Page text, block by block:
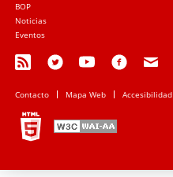
BOP
Noticias
Eventos
Contacto Mapa Web Accesibilidad